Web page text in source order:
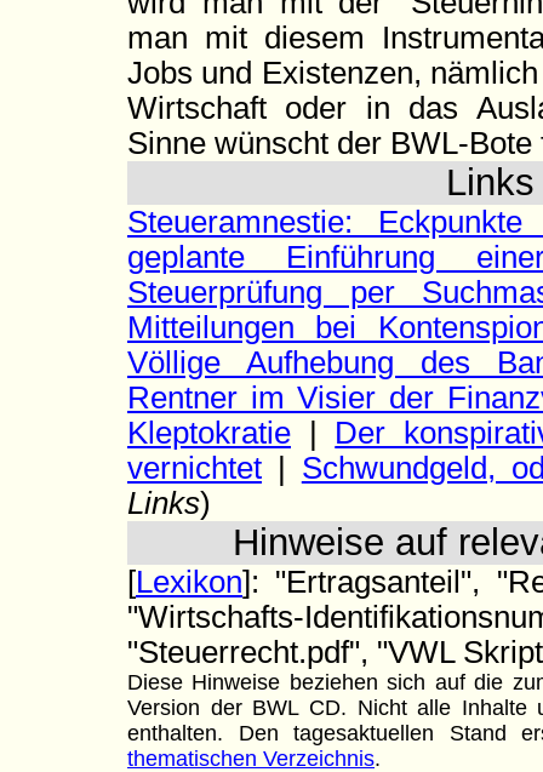
man mit diesem
Jobs und Existenzen,
Wirtschaft oder in das
Sinne wünscht der BWL-Bote
Steueramnestie:
geplante Einführung
Steuerprüfung per
Mitteilungen bei
Völlige Aufhebung des
Rentner im Visier der
Kleptokratie
Der
vernichtet
Schwundgeld,
Links)
Hinweise auf
[Lexikon]: "Ertragsanteil",
"Wirtschafts-
"Steuerrecht.pdf", "VWL
Diese Hinweise beziehen sich auf die
Version der BWL CD. Nicht alle Inhalte
enthalten. Den tagesaktuellen Stand
thematischen Verzeichnis.